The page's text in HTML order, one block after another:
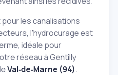
les canalisations
l'hydrocurage est
idéale pour
réseau à Gentilly
Val‑de‑Marne (94).